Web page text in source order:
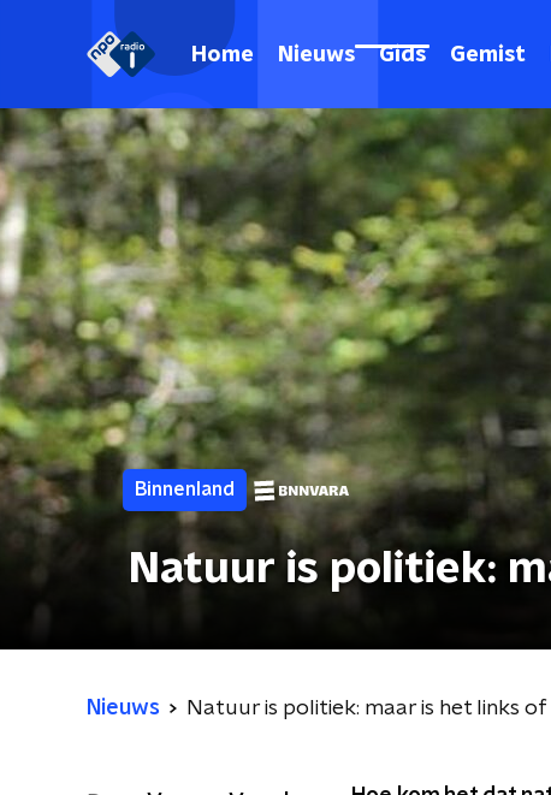
Home Nieuws Gids Gemist
Binnenland
Natuur is politiek:
Nieuws Natuur is politiek: maar is het links of